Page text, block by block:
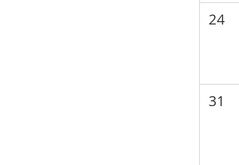
24
31